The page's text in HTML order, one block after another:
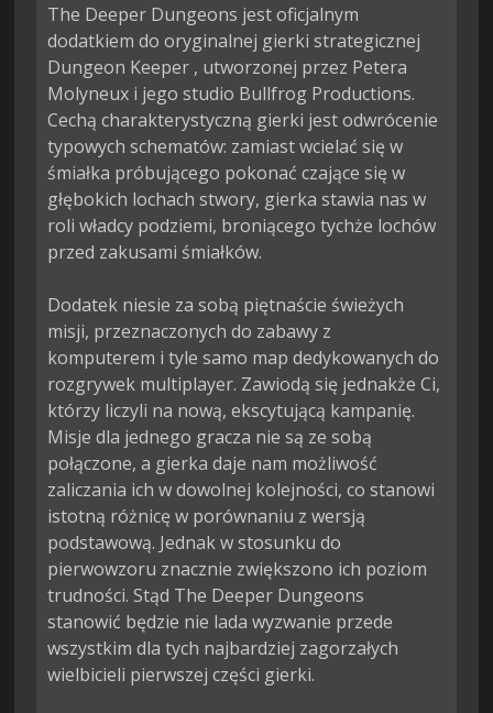
The Deeper Dungeons jest oficjalnym
dodatkiem do oryginalnej gierki strategicznej
Dungeon Keeper , utworzonej przez Petera
Molyneux i jego studio Bullfrog Productions.
Cechą charakterystyczną gierki jest odwrócenie
typowych schematów: zamiast wcielać się w
śmiałka próbującego pokonać czające się w
głębokich lochach stwory, gierka stawia nas w
roli władcy podziemi, broniącego tychże lochów
przed zakusami śmiałków.
Dodatek niesie za sobą piętnaście świeżych
misji, przeznaczonych do zabawy z
komputerem i tyle samo map dedykowanych do
rozgrywek multiplayer. Zawiodą się jednakże Ci,
którzy liczyli na nową, ekscytującą kampanię.
Misje dla jednego gracza nie są ze sobą
połączone, a gierka daje nam możliwość
zaliczania ich w dowolnej kolejności, co stanowi
istotną różnicę w porównaniu z wersją
podstawową. Jednak w stosunku do
pierwowzoru znacznie zwiększono ich poziom
trudności. Stąd The Deeper Dungeons
stanowić będzie nie lada wyzwanie przede
wszystkim dla tych najbardziej zagorzałych
wielbicieli pierwszej części gierki.